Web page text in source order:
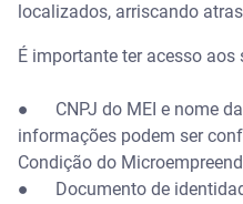
localizados, arriscando
É importante ter acesso
● CNPJ do MEI e nome
informações podem ser
Condição do
● Documento de